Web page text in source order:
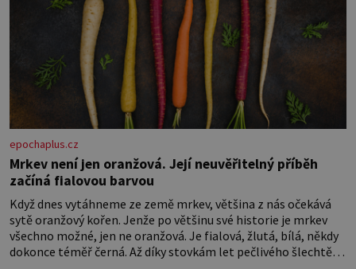
epochaplus.cz
Mrkev není jen oranžová. Její neuvěřitelný příběh
začíná fialovou barvou
Když dnes vytáhneme ze země mrkev, většina z nás očekává
sytě oranžový kořen. Jenže po většinu své historie je mrkev
všechno možné, jen ne oranžová. Je fialová, žlutá, bílá, někdy
dokonce téměř černá. Až díky stovkám let pečlivého šlechtění